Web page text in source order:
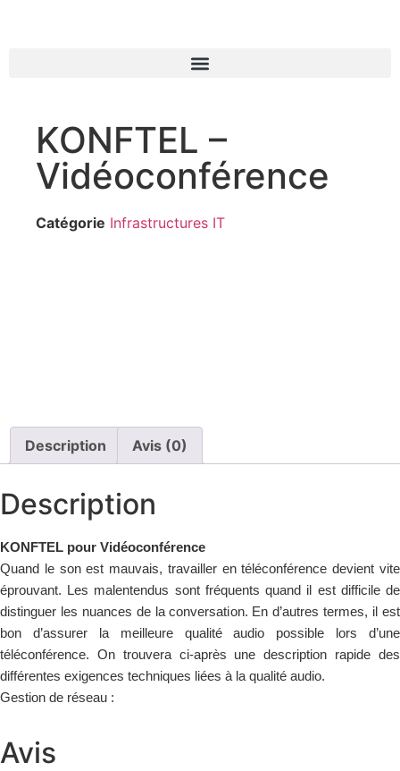
KONFTEL –
Vidéoconférence
Catégorie Infrastructures IT
Description Avis (0)
Description
KONFTEL pour Vidéoconférence
Quand le son est mauvais, travailler en téléconférence devient vite
éprouvant. Les malentendus sont fréquents quand il est difficile de
distinguer les nuances de la conversation. En d’autres termes, il est
bon d’assurer la meilleure qualité audio possible lors d’une
téléconférence. On trouvera ci-après une description rapide des
différentes exigences techniques liées à la qualité audio.
Gestion de réseau :
Avis